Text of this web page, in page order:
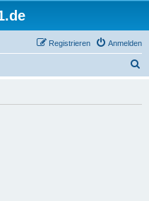
Anmelden
Registrieren